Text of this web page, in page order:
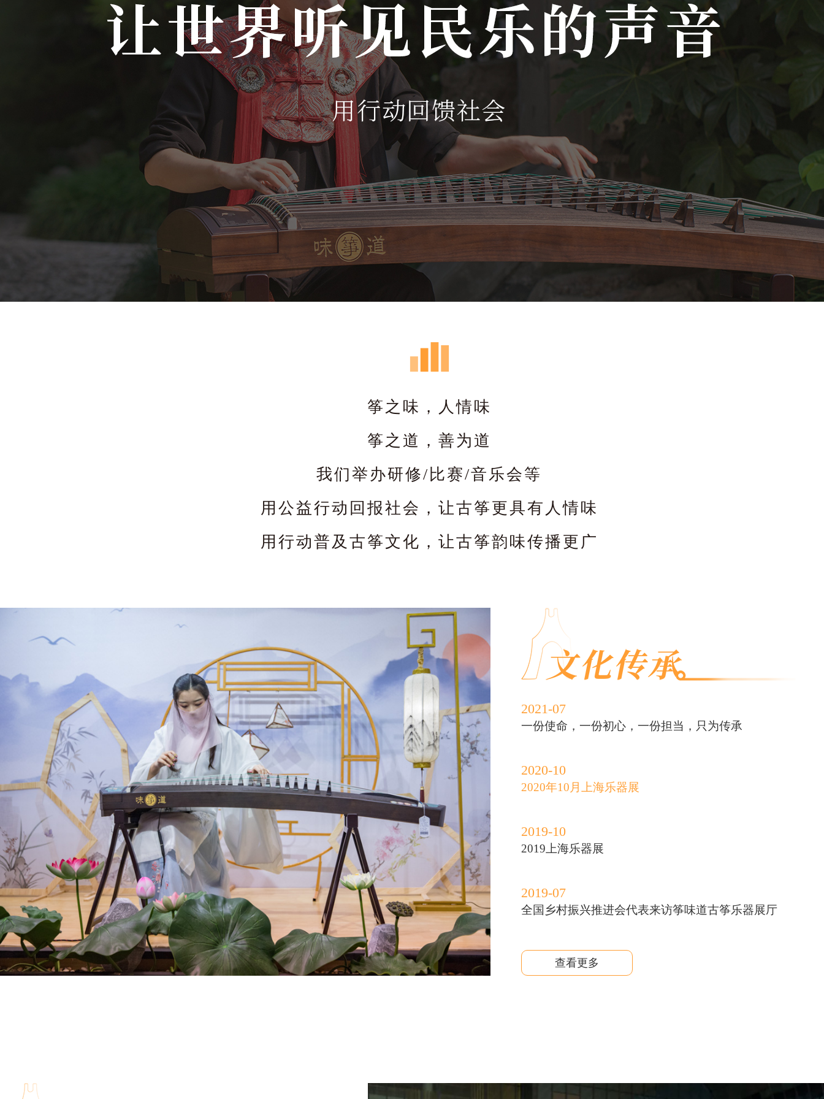
筝之味，人情味
筝之道，善为道
我们举办研修/比赛/音乐会等
用公益行动回报社会，让古筝更具有人情味
用行动普及古筝文化，让古筝韵味传播更广
2021-07
一份使命，一份初心，一份担当，只为传承
2020-10
2020年10月上海乐器展
2019-10
2019上海乐器展
2019-07
全国乡村振兴推进会代表来访筝味道古筝乐器展厅
查看更多